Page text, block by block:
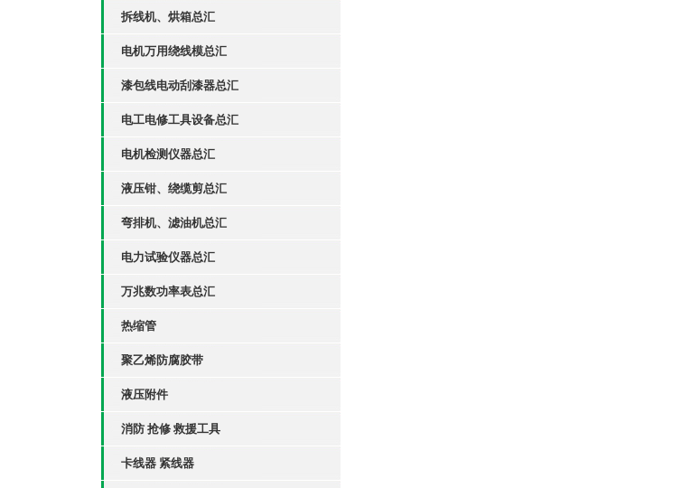
拆线机、烘箱总汇
电机万用绕线模总汇
漆包线电动刮漆器总汇
电工电修工具设备总汇
电机检测仪器总汇
液压钳、绕缆剪总汇
弯排机、滤油机总汇
电力试验仪器总汇
万兆数功率表总汇
热缩管
聚乙烯防腐胶带
液压附件
消防 抢修 救援工具
卡线器 紧线器